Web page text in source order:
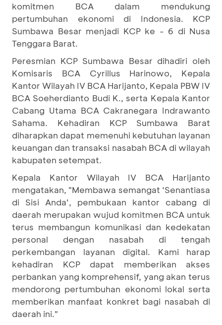
komitmen BCA dalam mendukung
pertumbuhan ekonomi di Indonesia. KCP
Sumbawa Besar menjadi KCP ke - 6 di Nusa
Tenggara Barat.
Peresmian KCP Sumbawa Besar dihadiri oleh
Komisaris BCA Cyrillus Harinowo, Kepala
Kantor Wilayah IV BCA Harijanto, Kepala PBW IV
BCA Soeherdianto Budi K., serta Kepala Kantor
Cabang Utama BCA Cakranegara Indrawanto
Sahama. Kehadiran KCP Sumbawa Barat
diharapkan dapat memenuhi kebutuhan layanan
keuangan dan transaksi nasabah BCA di wilayah
kabupaten setempat.
Kepala Kantor Wilayah IV BCA Harijanto
mengatakan, "Membawa semangat ‘Senantiasa
di Sisi Anda’, pembukaan kantor cabang di
daerah merupakan wujud komitmen BCA untuk
terus membangun komunikasi dan kedekatan
personal dengan nasabah di tengah
perkembangan layanan digital. Kami harap
kehadiran KCP dapat memberikan akses
perbankan yang komprehensif, yang akan terus
mendorong pertumbuhan ekonomi lokal serta
memberikan manfaat konkret bagi nasabah di
daerah ini."